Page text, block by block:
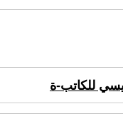
للكاتب-ة